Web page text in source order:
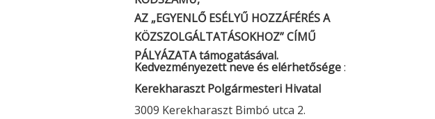
AZ „EGYENLŐ ESÉLYŰ HOZZÁFÉRÉS A
KÖZSZOLGÁLTATÁSOKHOZ” CÍMŰ
PÁLYÁZATA támogatásával.
Kedvezményezett neve és elérhetősége:
Kerekharaszt Polgármesteri Hivatal
3009 Kerekharaszt Bimbó utca 2.